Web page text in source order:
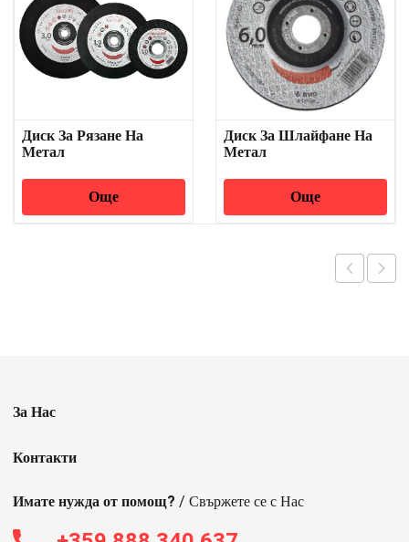
Диск За Рязане На
Метал
Още
Диск За Шлайфане На
Метал
Още
За Нас
Контакти
Имате нужда от помощ? / Свържете се с Нас